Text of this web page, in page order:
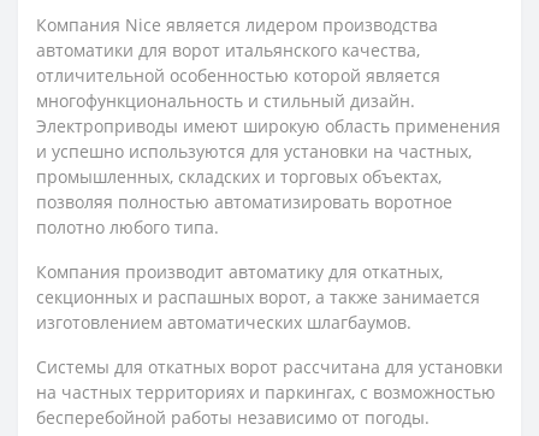
Компания Nice является лидером производства
автоматики для ворот итальянского качества,
отличительной особенностью которой является
многофункциональность и стильный дизайн.
Электроприводы имеют широкую область применения
и успешно используются для установки на частных,
промышленных, складских и торговых объектах,
позволяя полностью автоматизировать воротное
полотно любого типа.
Компания производит автоматику для откатных,
секционных и распашных ворот, а также занимается
изготовлением автоматических шлагбаумов.
Системы для откатных ворот рассчитана для установки
на частных территориях и паркингах, с возможностью
бесперебойной работы независимо от погоды.